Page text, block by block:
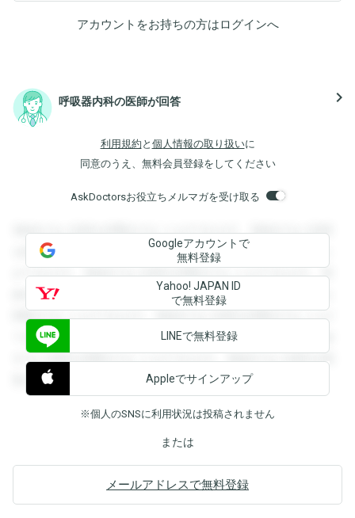
アカウントをお持ちの方はログインへ
呼吸器内科の医師が回答 navigate_next
利用規約 と 個人情報の取り扱いに
同意のうえ、無料会員登録をしてください
AskDoctorsお役立ちメルマガを受け取る
登録すると回答を閲覧することができます。登録すると回答
を閲覧することができます。登録すると回答を閲覧すること
ができます。登録すると回答を閲覧することができます。登
録すると回答を閲覧することができます。登録すると回答を
閲覧することができます。登録すると回答を閲覧することが
できます。登録すると回答を閲覧することができます。登録
すると回答を閲覧することができます。登録すると回答を閲
覧することができます。
Googleアカウントで
無料登録
Yahoo! JAPAN ID
で無料登録
LINEで無料登録
Appleでサインアップ
※個人のSNSに利用状況は投稿されません
または
メールアドレスで無料登録